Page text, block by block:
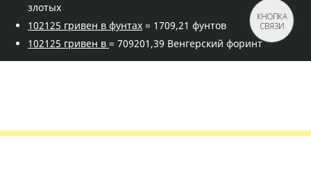
злотых
102125 гривен в фунтах = 1709,21 фунтов
102125 гривен в = 709201,39 Венгерский форинт
КНОПКА
СВЯЗИ